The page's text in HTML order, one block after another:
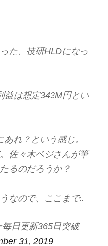
た、技研HLDになっ
益は想定343M円とい
れ？という感じ。
佐々木ベジさんが筆
るのだろうか？
なので、ここまで..
日更新365日突破
31, 2019